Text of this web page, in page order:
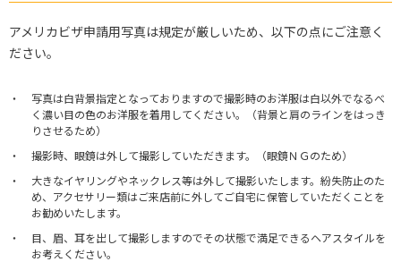
アメリカビザ申請用写真は規定が厳しいため、以下の点にご注意く
ださい。
写真は白背景指定となっておりますので撮影時のお洋服は白以外でなるべ
く濃い目の色のお洋服を着用してください。（背景と肩のラインをはっき
りさせるため）
撮影時、眼鏡は外して撮影していただきます。（眼鏡ＮＧのため）
大きなイヤリングやネックレス等は外して撮影いたします。紛失防止のた
め、アクセサリー類はご来店前に外してご自宅に保管していただくことを
お勧めいたします。
目、眉、耳を出して撮影しますのでその状態で満足できるヘアスタイルを
お考えください。